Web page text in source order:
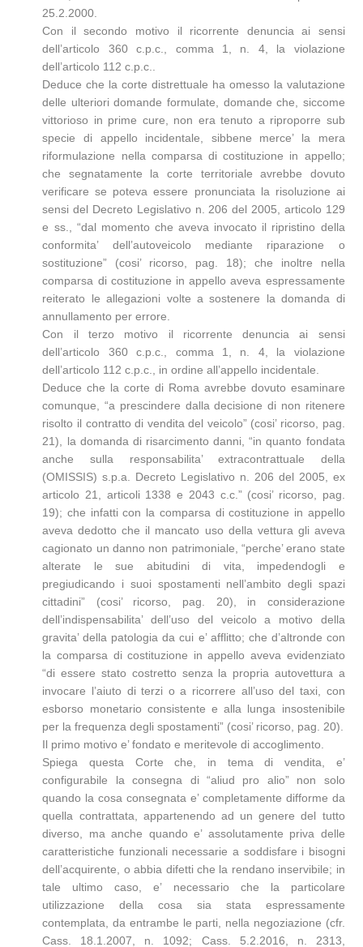
25.2.2000.
Con il secondo motivo il ricorrente denuncia ai sensi
dell’articolo 360 c.p.c., comma 1, n. 4, la violazione
dell’articolo 112 c.p.c..
Deduce che la corte distrettuale ha omesso la valutazione
delle ulteriori domande formulate, domande che, siccome
vittorioso in prime cure, non era tenuto a riproporre sub
specie di appello incidentale, sibbene merce’ la mera
riformulazione nella comparsa di costituzione in appello;
che segnatamente la corte territoriale avrebbe dovuto
verificare se poteva essere pronunciata la risoluzione ai
sensi del Decreto Legislativo n. 206 del 2005, articolo 129
e ss., “dal momento che aveva invocato il ripristino della
conformita’ dell’autoveicolo mediante riparazione o
sostituzione” (cosi’ ricorso, pag. 18); che inoltre nella
comparsa di costituzione in appello aveva espressamente
reiterato le allegazioni volte a sostenere la domanda di
annullamento per errore.
Con il terzo motivo il ricorrente denuncia ai sensi
dell’articolo 360 c.p.c., comma 1, n. 4, la violazione
dell’articolo 112 c.p.c., in ordine all’appello incidentale.
Deduce che la corte di Roma avrebbe dovuto esaminare
comunque, “a prescindere dalla decisione di non ritenere
risolto il contratto di vendita del veicolo” (cosi’ ricorso, pag.
21), la domanda di risarcimento danni, “in quanto fondata
anche sulla responsabilita’ extracontrattuale della
(OMISSIS) s.p.a. Decreto Legislativo n. 206 del 2005, ex
articolo 21, articoli 1338 e 2043 c.c.” (cosi’ ricorso, pag.
19); che infatti con la comparsa di costituzione in appello
aveva dedotto che il mancato uso della vettura gli aveva
cagionato un danno non patrimoniale, “perche’ erano state
alterate le sue abitudini di vita, impedendogli e
pregiudicando i suoi spostamenti nell’ambito degli spazi
cittadini” (cosi’ ricorso, pag. 20), in considerazione
dell’indispensabilita’ dell’uso del veicolo a motivo della
gravita’ della patologia da cui e’ afflitto; che d’altronde con
la comparsa di costituzione in appello aveva evidenziato
“di essere stato costretto senza la propria autovettura a
invocare l’aiuto di terzi o a ricorrere all’uso del taxi, con
esborso monetario consistente e alla lunga insostenibile
per la frequenza degli spostamenti” (cosi’ ricorso, pag. 20).
Il primo motivo e’ fondato e meritevole di accoglimento.
Spiega questa Corte che, in tema di vendita, e’
configurabile la consegna di “aliud pro alio” non solo
quando la cosa consegnata e’ completamente difforme da
quella contrattata, appartenendo ad un genere del tutto
diverso, ma anche quando e’ assolutamente priva delle
caratteristiche funzionali necessarie a soddisfare i bisogni
dell’acquirente, o abbia difetti che la rendano inservibile; in
tale ultimo caso, e’ necessario che la particolare
utilizzazione della cosa sia stata espressamente
contemplata, da entrambe le parti, nella negoziazione (cfr.
Cass. 18.1.2007, n. 1092; Cass. 5.2.2016, n. 2313,